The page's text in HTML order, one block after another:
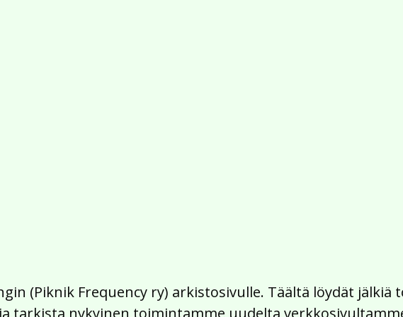
(Piknik Frequency ry) arkistosivulle. Täältä löydät
tarkista nykyinen toimintamme uudelta